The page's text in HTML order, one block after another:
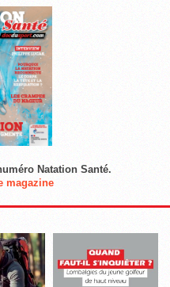
Natation Santé.
magazine